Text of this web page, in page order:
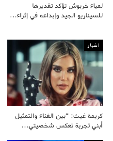
لمياء خربوش تؤكد تقديرها
للسيناريو الجيد وإبداعه في إثراء…
اخبار
كريمة غيث: “بين الغناء والتمثيل
أبني تجربة تعكس شخصيتي…